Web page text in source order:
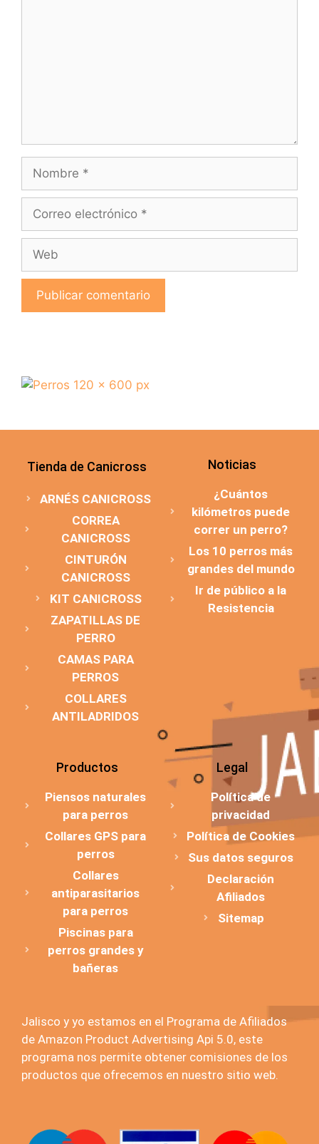
Tienda de Canicross
ARNÉS CANICROSS
CORREA
CANICROSS
CINTURÓN
CANICROSS
KIT CANICROSS
ZAPATILLAS DE
PERRO
CAMAS PARA
PERROS
COLLARES
ANTILADRIDOS
Noticias
¿Cuántos
kilómetros puede
correr un perro?
Los 10 perros más
grandes del mundo
Ir de público a la
Resistencia
Productos
Piensos naturales
para perros
Collares GPS para
perros
Collares
antiparasitarios
para perros
Piscinas para
perros grandes y
bañeras
Legal
Política de
privacidad
Política de Cookies
Sus datos seguros
Declaración
Afiliados
Sitemap
Jalisco y yo estamos en el Programa de Afiliados
de Amazon Product Advertising Api 5.0, este
programa nos permite obtener comisiones de los
productos que ofrecemos en nuestro sitio web.